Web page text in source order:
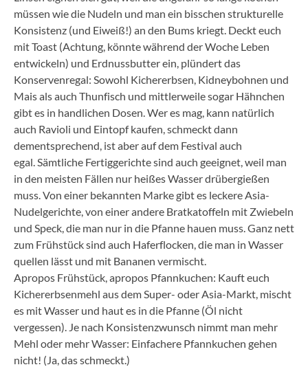
müssen wie die Nudeln und man ein bisschen strukturelle
Konsistenz (und Eiweiß!) an den Bums kriegt. Deckt euch
mit Toast (Achtung, könnte während der Woche Leben
entwickeln) und Erdnussbutter ein, plündert das
Konservenregal: Sowohl Kichererbsen, Kidneybohnen und
Mais als auch Thunfisch und mittlerweile sogar Hähnchen
gibt es in handlichen Dosen. Wer es mag, kann natürlich
auch Ravioli und Eintopf kaufen, schmeckt dann
dementsprechend, ist aber auf dem Festival auch
egal. Sämtliche Fertiggerichte sind auch geeignet, weil man
in den meisten Fällen nur heißes Wasser drübergießen
muss. Von einer bekannten Marke gibt es leckere Asia-
Nudelgerichte, von einer andere Bratkatoffeln mit Zwiebeln
und Speck, die man nur in die Pfanne hauen muss. Ganz nett
zum Frühstück sind auch Haferflocken, die man in Wasser
quellen lässt und mit Bananen vermischt.
Apropos Frühstück, apropos Pfannkuchen: Kauft euch
Kichererbsenmehl aus dem Super- oder Asia-Markt, mischt
es mit Wasser und haut es in die Pfanne (Öl nicht
vergessen). Je nach Konsistenzwunsch nimmt man mehr
Mehl oder mehr Wasser: Einfachere Pfannkuchen gehen
nicht! (Ja, das schmeckt.)